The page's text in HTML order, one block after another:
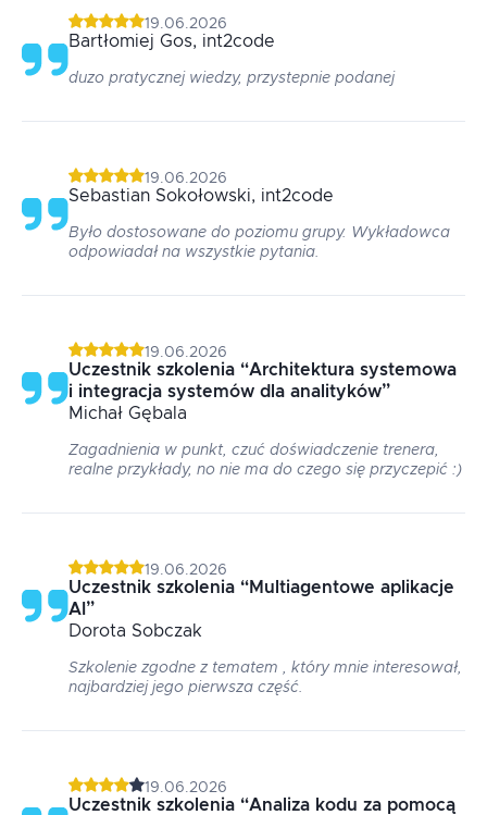
19.06.2026
Bartłomiej Gos, int2code
duzo pratycznej wiedzy, przystepnie podanej
19.06.2026
Sebastian Sokołowski, int2code
Było dostosowane do poziomu grupy. Wykładowca
odpowiadał na wszystkie pytania.
19.06.2026
Uczestnik szkolenia “Architektura systemowa
i integracja systemów dla analityków”
Michał Gębala
Zagadnienia w punkt, czuć doświadczenie trenera,
realne przykłady, no nie ma do czego się przyczepić :)
19.06.2026
Uczestnik szkolenia “Multiagentowe aplikacje
AI ”
Dorota Sobczak
Szkolenie zgodne z tematem , który mnie interesował,
najbardziej jego pierwsza część.
19.06.2026
Uczestnik szkolenia “Analiza kodu za pomocą